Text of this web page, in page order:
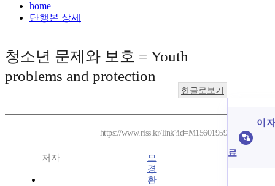
home
단행본 상세
청소년 문제와 보호 = Youth
problems and protection
한글로보기
https://www.riss.kr/link?id=M15601959
저자
모
경
환
이
료